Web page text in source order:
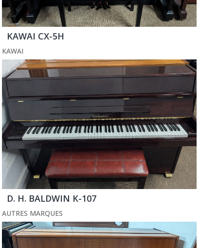
KAWAI CX-5H
KAWAI
D. H. BALDWIN K-107
AUTRES MARQUES